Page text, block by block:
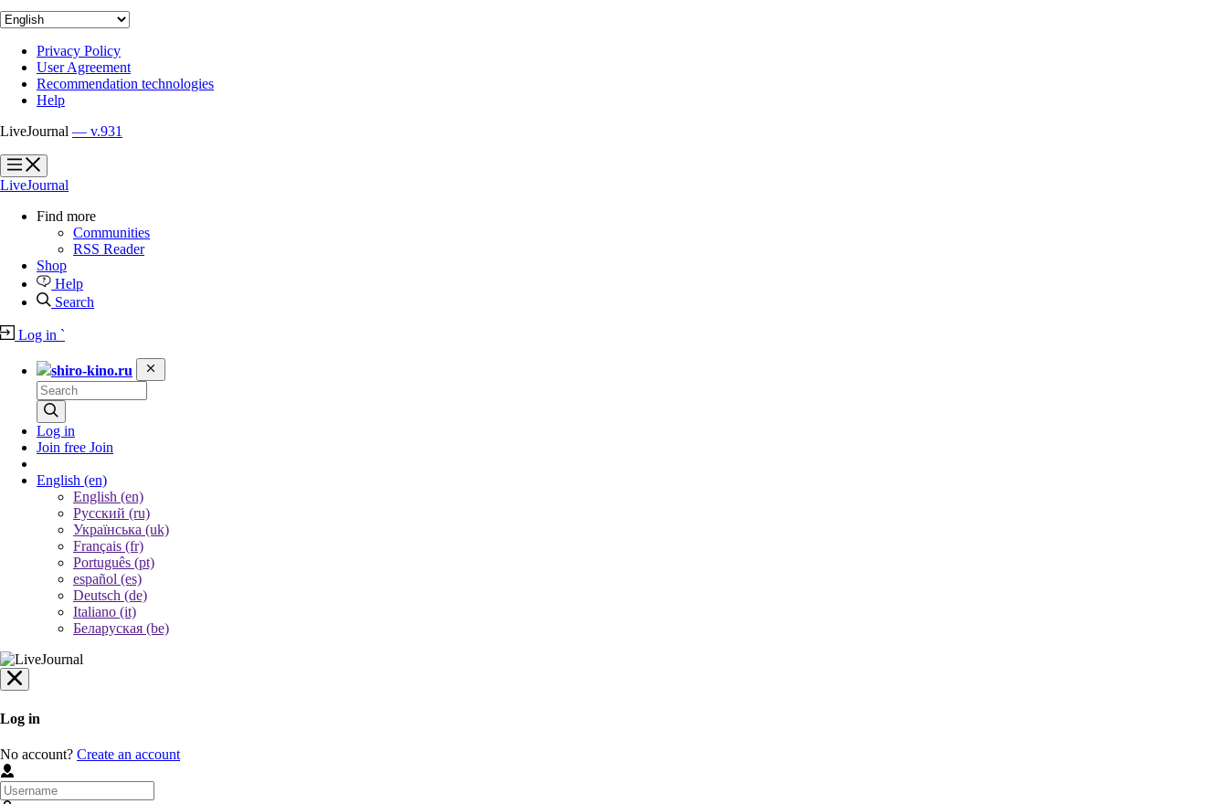
Privacy Policy
User Agreement
Recommendation technologies
Help
LiveJournal — v.931
?
?
LiveJournal
Find more
Communities
RSS Reader
Shop
Help
Search
Log in `
shiro-kino.ru
Log in
Join free Join
English (en)
English (en)
Русский (ru)
Українська (uk)
Français (fr)
Português (pt)
español (es)
Deutsch (de)
Italiano (it)
Беларуская (be)
Log in
No account? Create an account